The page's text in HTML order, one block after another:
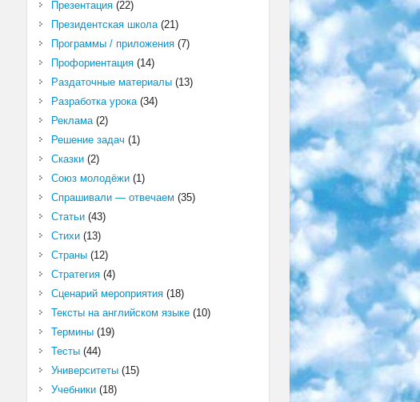
Презентация(22)
Президентская школа(21)
Программы / приложения(7)
Профориентация(14)
Раздаточные материалы(13)
Разработка урока(34)
Реклама(2)
Решение задач (1)
Сказки(2)
Союз молодёжи(1)
Спрашивали — отвечаем (35)
Статьи(43)
Стихи(13)
Страны(12)
Стратегия(4)
Сценарий мероприятия(18)
Тексты на английском языке(10)
Термины(19)
Тесты(44)
Университеты(15)
Учебники(18)